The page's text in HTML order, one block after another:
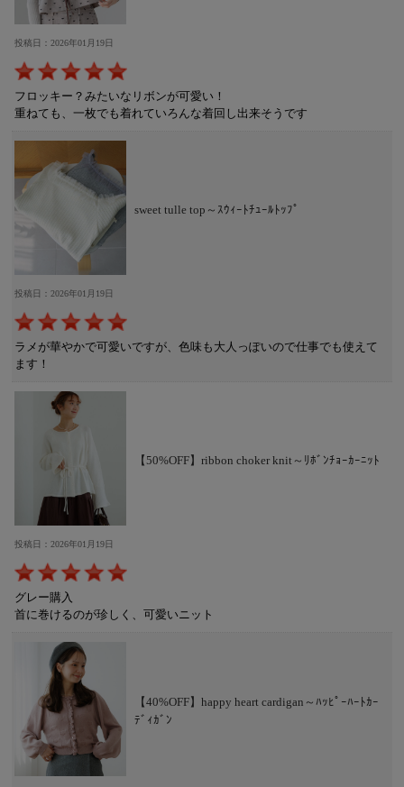
投稿日：2026年01月19日
フロッキー？みたいなリボンが可愛い！
重ねても、一枚でも着れていろんな着回し出来そうです
sweet tulle top～ｽｳｨｰﾄﾁｭｰﾙﾄｯﾌﾟ
投稿日：2026年01月19日
ラメが華やかで可愛いですが、色味も大人っぽいので仕事でも使えて
ます！
【50%OFF】ribbon choker knit～ﾘﾎﾞﾝﾁｮｰｶｰﾆｯﾄ
投稿日：2026年01月19日
グレー購入
首に巻けるのが珍しく、可愛いニット
【40%OFF】happy heart cardigan～ﾊｯﾋﾟｰﾊｰﾄｶｰ
ﾃﾞｨｶﾞﾝ